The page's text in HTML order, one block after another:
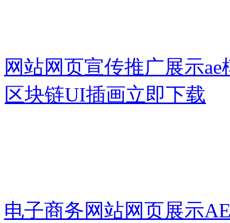
网站网页宣传推广展示ae
区块链UI插画立即下载
电子商务网站网页展示